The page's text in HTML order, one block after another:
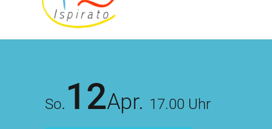
So. 12Apr. 17.00 Uhr